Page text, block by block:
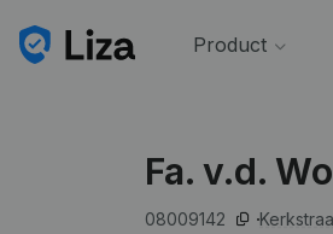
Product
Fa. v.d.
08009142